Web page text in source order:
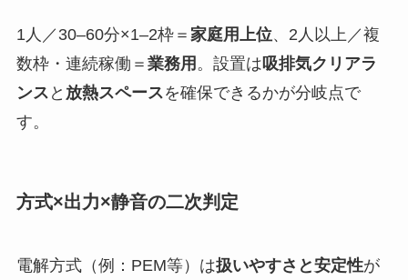
1人／30–60分×1–2枠＝ 家庭用上位、2人以上／複
数枠・連続稼働＝ 業務用 。設置は吸排気クリアラ
ンス と 放熱スペースを確保できるかが分岐点で
す。
方式×出力×静音の二次判定
電解方式（例：PEM等）は扱いやすさと安定性が